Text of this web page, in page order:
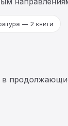
— 2 книги